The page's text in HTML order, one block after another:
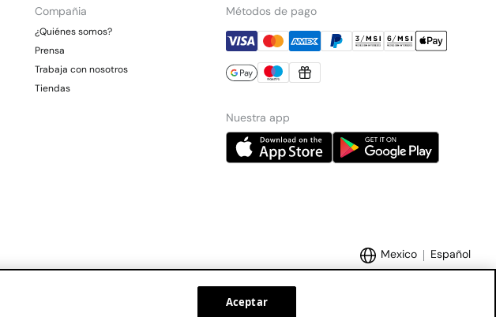
Compañia
¿Quiénes somos?
Prensa
Trabaja con nosotros
Tiendas
Métodos de pago
Nuestra app
Mexico Español
Marcas Tendam:
Aceptar